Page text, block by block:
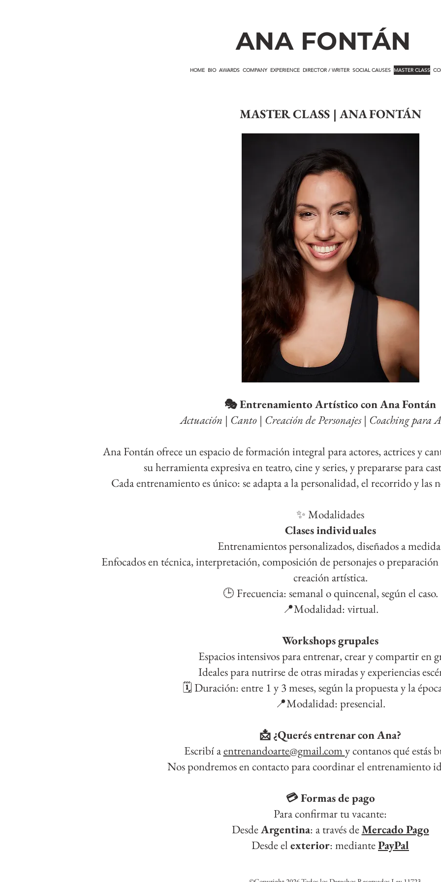
ANA FONTÁN
HOME BIO AWARDS COMPANY EXPERIENCE DIRECTOR / WRITER SOCIAL CAUSES MASTER CLASS
MASTER CLASS | ANA FONTÁN
🎭 Entrenamiento Artístico con Ana Fontán
Actuación | Canto | Creación de Personajes | Coaching para
Ana Fontán ofrece un espacio de formación integral para actores, actrices y
su herramienta expresiva en teatro, cine y series, y prepararse para
Cada entrenamiento es único: se adapta a la personalidad, el recorrido y las
✨ Modalidades
Clases individuales
Entrenamientos personalizados, diseñados a
Enfocados en técnica, interpretación, composición de personajes o
creación artística.
🕒 Frecuencia: semanal o quincenal, según el caso.
📍Modalidad: virtual.
Workshops grupales
Espacios intensivos para entrenar, crear y compartir en
Ideales para nutrirse de otras miradas y experiencias
🗓️ Duración: entre 1 y 3 meses, según la propuesta y la
📍Modalidad: presencial.
📩 ¿Querés entrenar con Ana?
Escribí aentrenandoarte@gmail.comy contanos qué estás
Nos pondremos en contacto para coordinar el entrenamiento
💳 Formas de pago
Para confirmar tu vacante:
DesdeArgentina: a través deMercado Pago
Desde el exterior: mediantePayPal